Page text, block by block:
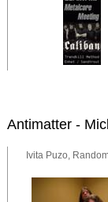
Antimatter -
Ivita Puzo,